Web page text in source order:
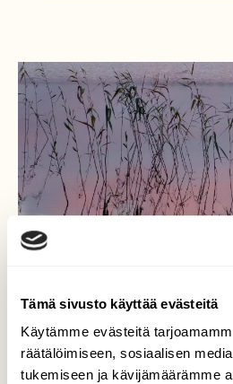
Tämä sivusto käyttää evästeitä
Käytämme evästeitä
räätälöimiseen, sosiaalisen
tukemiseen ja kävijämäärämme